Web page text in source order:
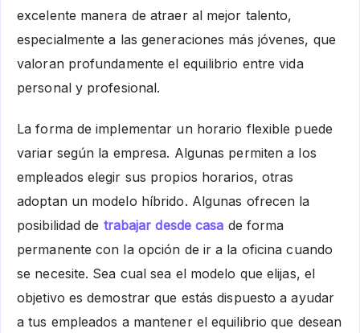
excelente manera de atraer al mejor talento,
especialmente a las generaciones más jóvenes, que
valoran profundamente el equilibrio entre vida
personal y profesional.
La forma de implementar un horario flexible puede
variar según la empresa. Algunas permiten a los
empleados elegir sus propios horarios, otras
adoptan un modelo híbrido. Algunas ofrecen la
posibilidad de trabajar desde casa de forma
permanente con la opción de ir a la oficina cuando
se necesite. Sea cual sea el modelo que elijas, el
objetivo es demostrar que estás dispuesto a ayudar
a tus empleados a mantener el equilibrio que desean